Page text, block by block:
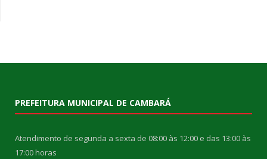
PREFEITURA MUNICIPAL DE CAMBARÁ
Atendimento de segunda a sexta de 08:00 às 12:00 e das 13:00 às
17:00 horas